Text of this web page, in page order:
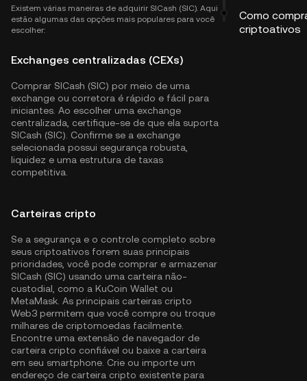
Existem várias maneiras de adquirir SICash (SIC). Aqui
estão algumas das opções mais populares para você
escolher:
Exchanges centralizadas (CEXs)
Comprar SICash (SIC) por meio de uma
exchange ou corretora é rápido e fácil para
iniciantes. Ao escolher uma exchange
centralizada, certifique-se de que ela suporta
SICash (SIC). Confirme se a exchange
selecionada possui segurança robusta,
liquidez e uma estrutura de taxas
competitiva.
Carteiras cripto
Se a segurança e o controle completo sobre
seus criptoativos forem suas principais
prioridades, você pode comprar e armazenar
SICash (SIC) usando uma carteira não-
custodial, como a KuCoin Wallet ou
MetaMask. As principais carteiras cripto
Web3 permitem que você compre ou troque
milhares de criptomoedas facilmente.
Encontre uma extensão de navegador de
carteira cripto confiável ou baixe a carteira
em seu smartphone. Crie ou importe um
endereço de carteira cripto existente para
Como
criptoativos